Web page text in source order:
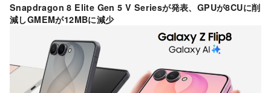
Snapdragon 8 Elite Gen 5 V Seriesが発表、GPUが8CUに削
減しGMEMが12MBに減少